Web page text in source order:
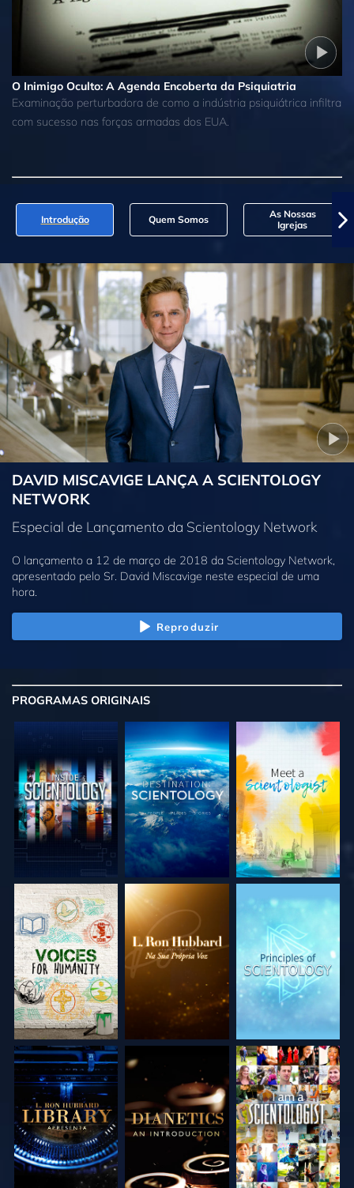
O Inimigo Oculto: A Agenda Encoberta da Psiquiatria
Examinação perturbadora de como a indústria psiquiátrica infiltra
com sucesso nas forças armadas dos EUA.
Introdução Quem Somos
As Nossas
Igrejas
DAVID MISCAVIGE LANÇA A SCIENTOLOGY
NETWORK
Especial de Lançamento da Scientology Network
O lançamento a 12 de março de 2018 da Scientology Network,
apresentado pelo Sr. David Miscavige neste especial de uma
hora.
Reproduzir
PROGRAMAS ORIGINAIS
EXPLORE A SÉRIE EXPLORE A SÉRIE EXPLORE A SÉRIE
EXPLORE A SÉRIE EXPLORE A SÉRIE VEJA